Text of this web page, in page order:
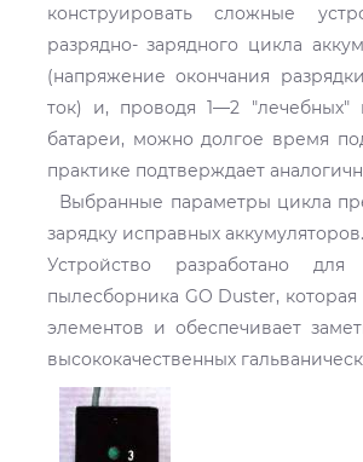
конструировать сложные
разрядно- зарядного цикла
(напряжение окончания
ток) и, проводя 1—2
батареи, можно долгое время
практике подтверждает
Выбранные параметры цикла
зарядку исправных аккумуляторов.
Устройство разработано
пылесборника GO Duster,
элементов и обеспечивает
высококачественных